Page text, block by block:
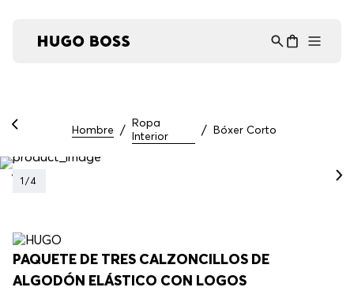
Hombre
Ropa
Interior
Bóxer Corto
1 /4
PAQUETE DE TRES CALZONCILLOS DE
ALGODÓN ELÁSTICO CON LOGOS
Asistente Virtual
en línea ⋮